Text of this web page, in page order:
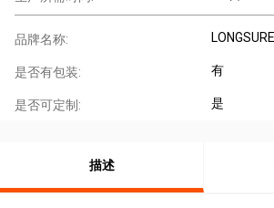
品牌名称: LONGSURE
是否有包装: 有
是否可定制: 是
描述